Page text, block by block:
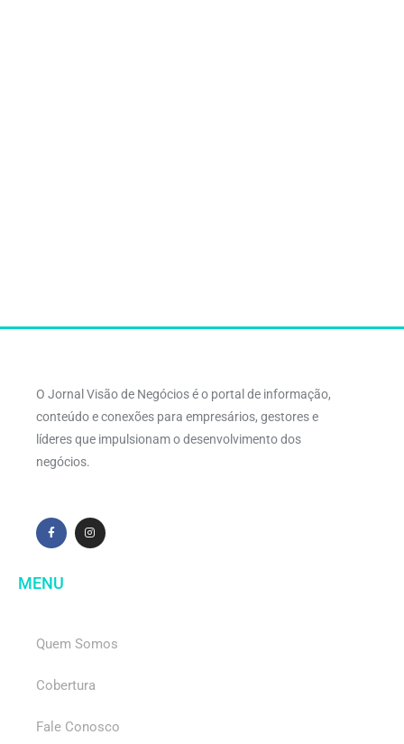
O Jornal Visão de Negócios é o portal de informação,
conteúdo e conexões para empresários, gestores e
líderes que impulsionam o desenvolvimento dos
negócios.
MENU
Quem Somos
Cobertura
Fale Conosco